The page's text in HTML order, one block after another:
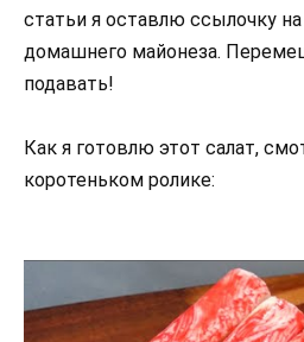
статьи я оставлю ссылочку
домашнего майонеза.
подавать!
Как я готовлю этот салат,
коротеньком ролике: